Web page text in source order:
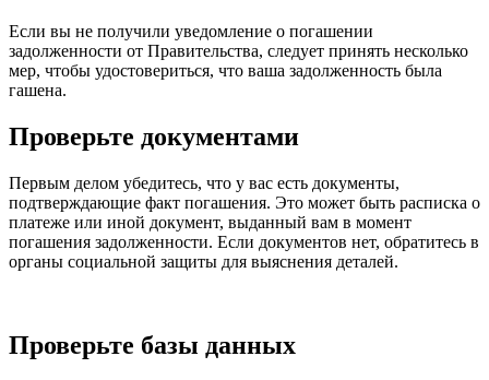
Если вы не получили уведомление о погашении
задолженности от Правительства, следует принять несколько
мер, чтобы удостовериться, что ваша задолженность была
гашена.
Проверьте документами
Первым делом убедитесь, что у вас есть документы,
подтверждающие факт погашения. Это может быть расписка о
платеже или иной документ, выданный вам в момент
погашения задолженности. Если документов нет, обратитесь в
органы социальной защиты для выяснения деталей.
Проверьте базы данных